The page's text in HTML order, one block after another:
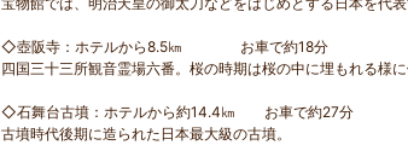
◇壺阪寺：ホテルから8.5㎞ お車で約18分
四国三十三所観音霊場六番。桜の時期は桜の中に埋もれる様
◇石舞台古墳：ホテルから約14.4㎞ お車で約27分
古墳時代後期に造られた日本最大級の古墳。